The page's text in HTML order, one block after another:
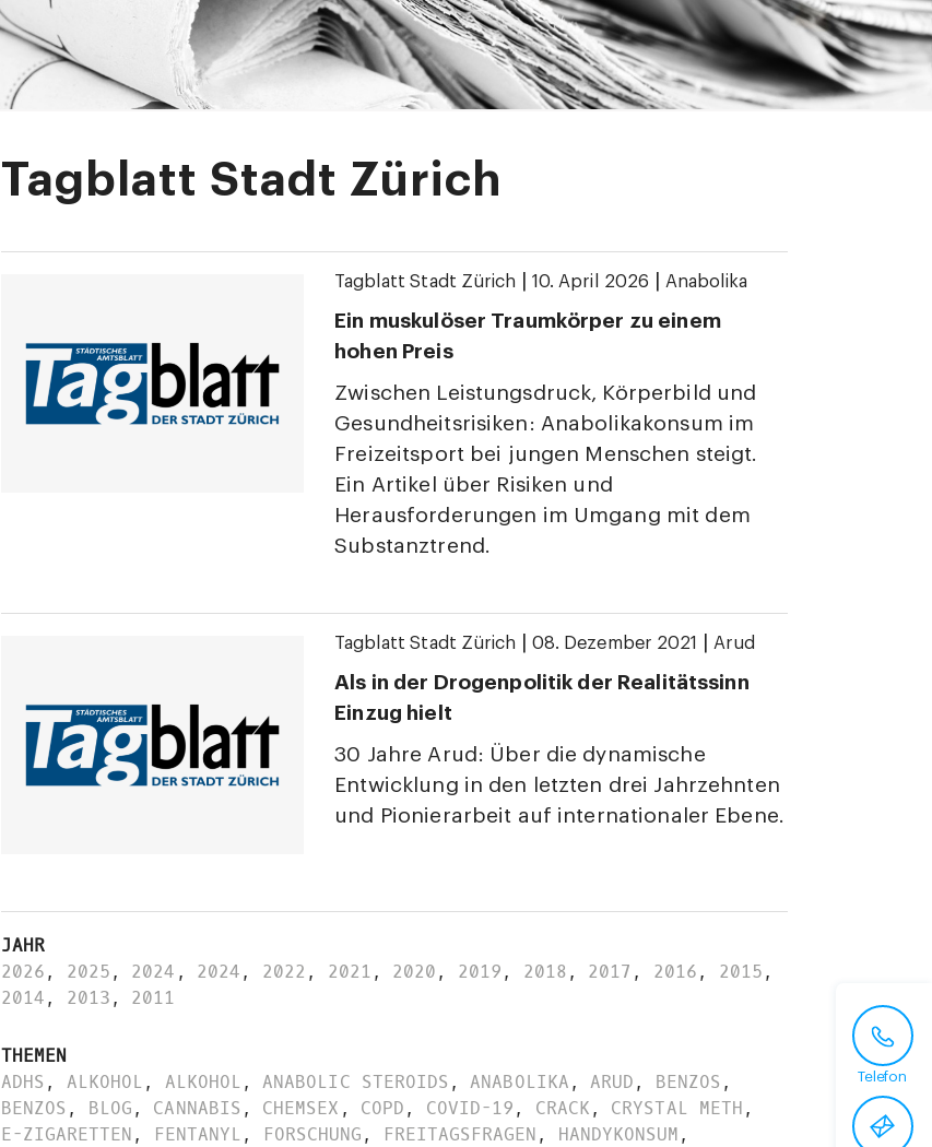
Tagblatt Stadt Zürich
Tagblatt Stadt Zürich 10. April 2026 Anabolika
Ein muskulöser Traumkörper zu einem
hohen Preis
Zwischen Leistungsdruck, Körperbild und
Gesundheitsrisiken: Anabolikakonsum im
Freizeitsport bei jungen Menschen steigt.
Ein Artikel über Risiken und
Herausforderungen im Umgang mit dem
Substanztrend.
Tagblatt Stadt Zürich 08. Dezember 2021 Arud
Als in der Drogenpolitik der Realitätssinn
Einzug hielt
30 Jahre Arud: Über die dynamische
Entwicklung in den letzten drei Jahrzehnten
und Pionierarbeit auf internationaler Ebene.
JAHR
2026, 2025, 2024 , 2024, 2022 , 2021, 2020, 2019, 2018, 2017 , 2016, 2015,
2014, 2013, 2011
THEMEN
ADHS , ALKOHOL, ALKOHOL, ANABOLIC STEROIDS , ANABOLIKA, ARUD, BENZOS ,
BENZOS , BLOG, CANNABIS , CHEMSEX , COPD, COVID-19, CRACK, CRYSTAL METH,
E-ZIGARETTEN, FENTANYL, FORSCHUNG, FREITAGSFRAGEN, HANDYKONSUM,
Telefon